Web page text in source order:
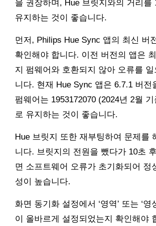
을 권장하며, Hue 브릿지와의 거리를
유지하는 것이 좋습니다.
먼저, Philips Hue Sync 앱의 최신 버
확인해야 합니다. 이전 버전의 앱은
지 펌웨어와 호환되지 않아 오류를
니다. 현재 Hue Sync 앱은 6.7.1 버전
펌웨어는 1953172070 (2024년 2월
로 유지하는 것이 좋습니다.
Hue 브릿지 또한 재부팅하여 문제를
니다. 브릿지의 전원을 뺐다가 10초
면 소프트웨어 오류가 초기화되어 정
성이 높습니다.
화면 동기화 설정에서 ‘영역’ 또는 ‘영
이 올바르게 설정되었는지 확인해야